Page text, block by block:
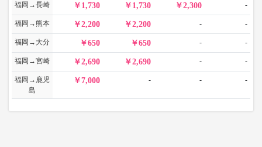
福岡→長崎 1,730 1,730 2,300 -
福岡→熊本 2,200 2,200 - -
福岡→大分 650 650 - -
福岡→宮崎 2,690 2,690 - -
福岡→鹿児
島
7,000 - - -